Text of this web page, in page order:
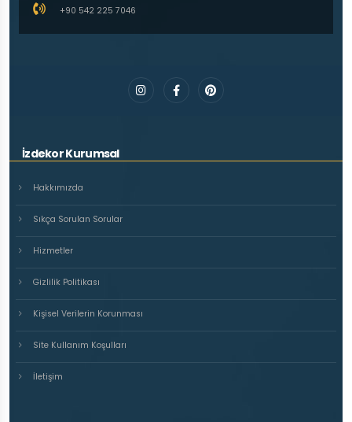
+90 542 225 7046
İzdekor Kurumsal
Hakkımızda
Sıkça Sorulan Sorular
Hizmetler
Gizlilik Politikası
Kişisel Verilerin Korunması
Site Kullanım Koşulları
İletişim